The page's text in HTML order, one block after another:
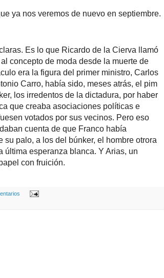
ya nos veremos de nuevo en septiembre.
Es lo que Ricardo de la Cierva llamó
concepto de moda desde la muerte de
era la figura del primer ministro, Carlos
Carro, había sido, meses atrás, el pim
los irredentos de la dictadura, por haber
que creaba asociaciones políticas e
votados por sus vecinos. Pero eso
cuenta de que Franco había
su palo, a los del búnker, el hombre otrora
esperanza blanca. Y Arias, un
con fruición.